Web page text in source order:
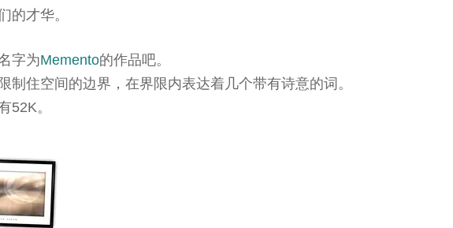
的才华。
字为Memento的作品吧。
制住空间的边界，在界限内表达着几个带有诗意的词。
52K。